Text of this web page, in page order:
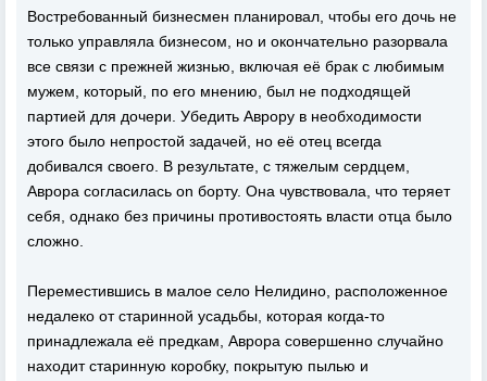
Востребованный бизнесмен планировал, чтобы его дочь не
только управляла бизнесом, но и окончательно разорвала
все связи с прежней жизнью, включая её брак с любимым
мужем, который, по его мнению, был не подходящей
партией для дочери. Убедить Аврору в необходимости
этого было непростой задачей, но её отец всегда
добивался своего. В результате, с тяжелым сердцем,
Аврора согласилась on борту. Она чувствовала, что теряет
себя, однако без причины противостоять власти отца было
сложно.
Переместившись в малое село Нелидино, расположенное
недалеко от старинной усадьбы, которая когда-то
принадлежала её предкам, Аврора совершенно случайно
находит старинную коробку, покрытую пылью и